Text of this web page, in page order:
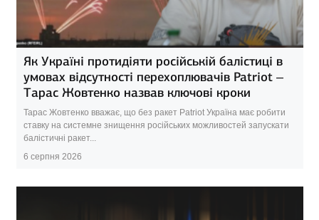
Як Україні протидіяти російській балістиці в
умовах відсутності перехоплювачів Patriot –
Тарас Жовтенко назвав ключові кроки
Тарас Жовтенко вважає, що без ракет Patriot Україна має робити
ставку на системне знищення російських можливостей запускати
балістичні ракет...
6 серпня 2026